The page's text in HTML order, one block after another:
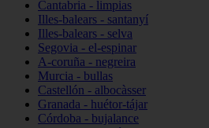
Cantabria - limpias
Illes-balears - santanyí
Illes-balears - selva
Segovia - el-espinar
A-coruña - negreira
Murcia - bullas
Castellón - albocàsser
Granada - huétor-tájar
Córdoba - bujalance